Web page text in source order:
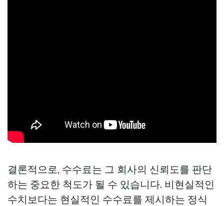
결론적으로, 수수료는 그 회사의 신뢰도를 판단
하는 중요한 척도가 될 수 있습니다. 비현실적인
수치보다는 현실적인 수수료를 제시하는 정식